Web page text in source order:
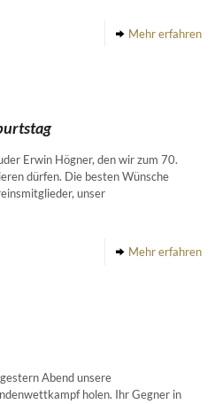
Mehr erfahren
Erwin Högner, den wir zum 70.
dürfen. Die besten Wünsche
unser
Mehr erfahren
Abend unsere
holen. Ihr Gegner in